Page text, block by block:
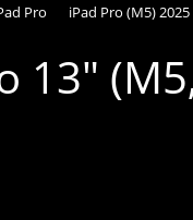
Pro iPad Pro (M5) 2025
13"